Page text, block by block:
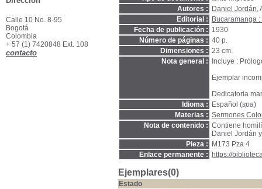
Autores :
Daniel Jordán,
Editorial :
Bucaramanga :
Fecha de publicación : 1930
Número de páginas : 40 p.
Dimensiones : 23 cm.
Nota general :
Incluye :
Ejemplar
Dedicatoria
Idioma :
Español (spa)
Materias : Sermones
Nota de contenido : Contiene
Daniel Jordán
Pieza :
M173 Pza 4
Enlace permanente :
https://
Ejemplares(0)
Estado
Calle 10 No. 8-95
Bogotá
Colombia
+ 57 (1) 7420848 Ext. 108
contacto